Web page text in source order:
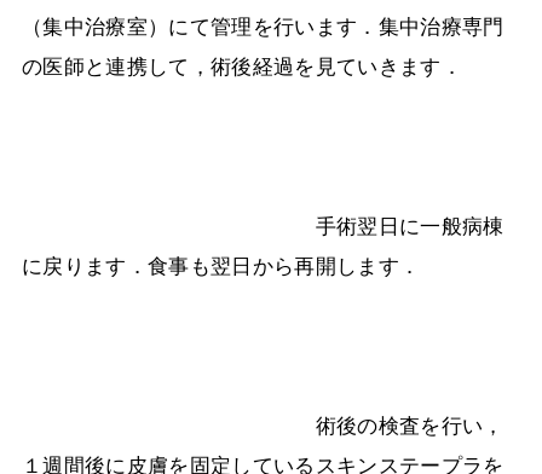
（集中治療室）にて管理を行います．集中治療専門
の医師と連携して，術後経過を見ていきます．
手術翌日に一般病棟
に戻ります．食事も翌日から再開します．
術後の検査を行い，
１週間後に皮膚を固定しているスキンステープラを